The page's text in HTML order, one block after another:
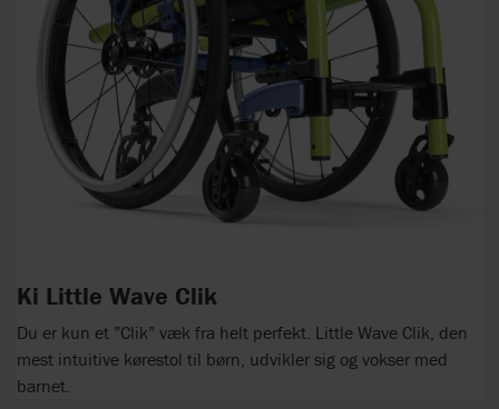
Ki Little Wave Clik
Du er kun et ”Clik” væk fra helt perfekt. Little Wave Clik, den
mest intuitive kørestol til børn, udvikler sig og vokser med
barnet.